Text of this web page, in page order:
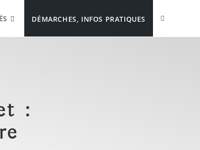
DÉMARCHES, INFOS PRATIQUES
: